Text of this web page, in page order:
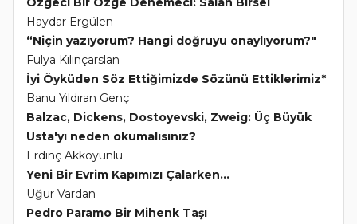
Haydar Ergülen
“Niçin yazıyorum? Hangi doğruyu onaylıyorum?"
Fulya Kılınçarslan
İyi Öyküden Söz Ettiğimizde Sözünü Ettiklerimiz*
Banu Yıldıran Genç
Balzac, Dickens, Dostoyevski, Zweig: Üç Büyük
Usta'yı neden okumalısınız?
Erdinç Akkoyunlu
Yeni Bir Evrim Kapımızı Çalarken...
Uğur Vardan
Pedro Paramo Bir Mihenk Taşı